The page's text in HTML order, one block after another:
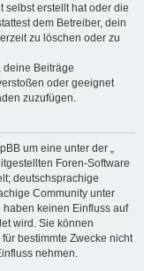
selbst erstellt hat oder die
dem Betreiber, dein
zu löschen oder zu
deine Beiträge
oder geeignet
zuzufügen.
um eine unter der „
Foren-Software
deutschsprachige
Community unter
keinen Einfluss auf
wird. Sie können
bestimmte Zwecke nicht
nehmen.